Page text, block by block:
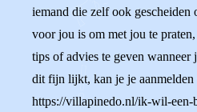
iemand die zelf ook gescheiden
voor jou is om met jou te
tips of advies te geven
dit fijn lijkt, kan je je aanmelden
https://villapinedo.nl/ik-wil-een-